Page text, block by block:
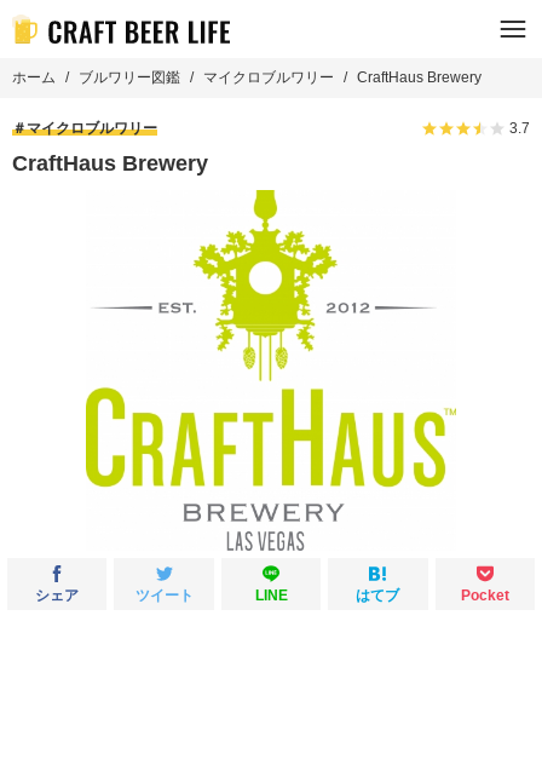
ホーム ブルワリー図鑑 マイクロブルワリー CraftHaus Brewery
マイクロブルワリー 3.7
CraftHaus Brewery
シェア ツイート LINE はてブ Pocket